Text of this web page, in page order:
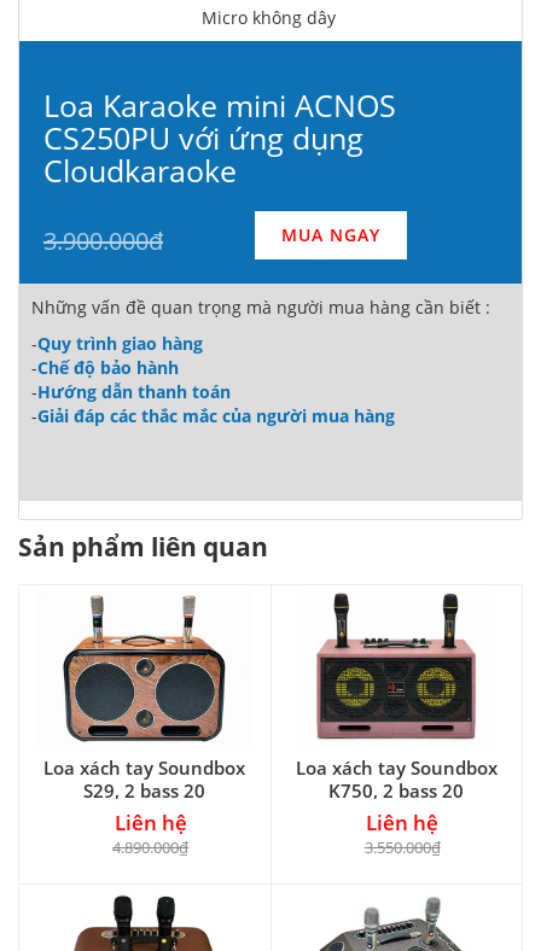
Micro không dây
Loa Karaoke mini ACNOS
CS250PU với ứng dụng
Cloudkaraoke
3.900.000đ MUA NGAY
Những vấn đề quan trọng mà người mua hàng cần biết :
-Quy trình giao hàng
-Chế độ bảo hành
-Hướng dẫn thanh toán
-Giải đáp các thắc mắc của người mua hàng
Sản phẩm liên quan
Loa xách tay Soundbox
S29, 2 bass 20
Liên hệ
4.890.000₫
Loa xách tay Soundbox
K750, 2 bass 20
Liên hệ
3.550.000₫